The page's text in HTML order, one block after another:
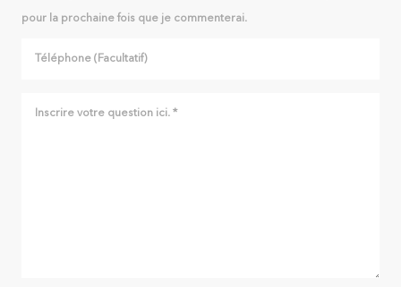
pour la prochaine fois que je commenterai.